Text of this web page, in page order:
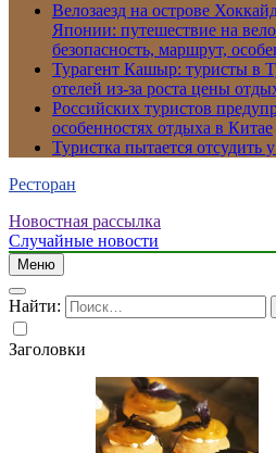
Велозаезд на острове
Японии: путешествие на
безопасность, маршрут,
Турагент Кашыр: туристы в
отелей из-за роста цены
Российских туристов
особенностях отдыха в Китае
Туристка пытается отсудить
Ресторан
Новостная рассылка
Случайные новости
Меню
Найти:
Заголовки